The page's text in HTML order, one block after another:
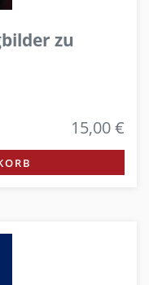
zu
15,00 €